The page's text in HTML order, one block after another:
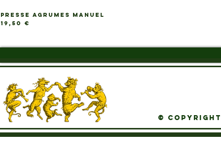
PRESSE AGRUMES MANUEL
Prix
19,50 €
© Copyright